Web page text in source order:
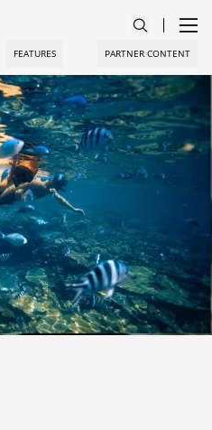
FEATURES PARTNER CONTENT